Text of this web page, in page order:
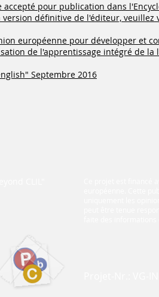
pour publication dans
définitive de l'éditeur, veuillez
européenne pour développer et
de l'apprentissage intégré de la
Septembre 2016